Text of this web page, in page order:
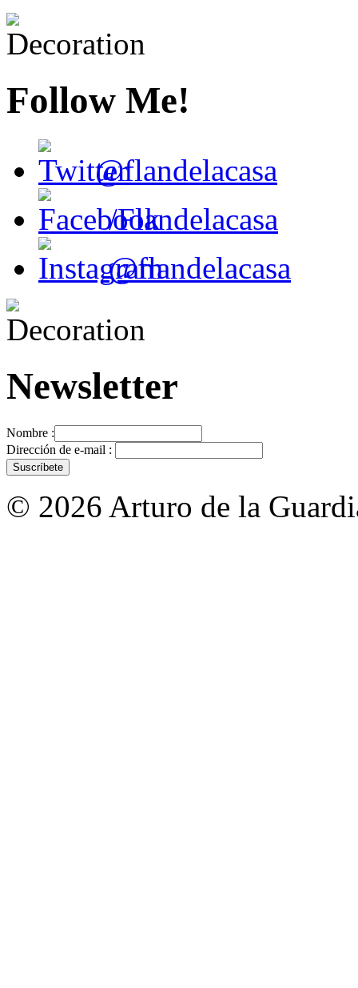
Follow Me!
@flandelacasa
/Flandelacasa
@flandelacasa
Newsletter
Nombre :
Dirección de e-mail :
© 2026 Arturo de la